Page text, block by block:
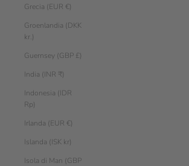
Grecia (EUR €)
Groenlandia (DKK
kr.)
Guernsey (GBP £)
India (INR ₹)
Indonesia (IDR
Rp)
Irlanda (EUR €)
Islanda (ISK kr)
Isola di Man (GBP